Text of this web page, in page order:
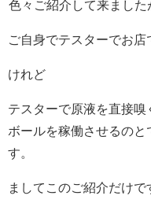
色々ご紹介して来ました
ご自身でテスターでお店
けれど
テスターで原液を直接嗅
ボールを稼働させるのと
す。
ましてこのご紹介だけで